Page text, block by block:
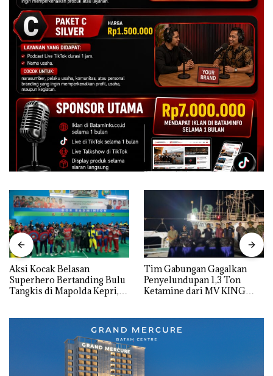
Aksi Kocak Belasan
Superhero Bertanding Bulu
Tangkis di Mapolda Kepri,
Tim Gabungan Gagalkan
Penyelundupan 1,3 Ton
Ketamine dari MV KING